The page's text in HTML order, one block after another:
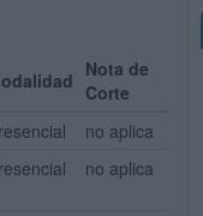
Nota de
Corte
no aplica
no aplica